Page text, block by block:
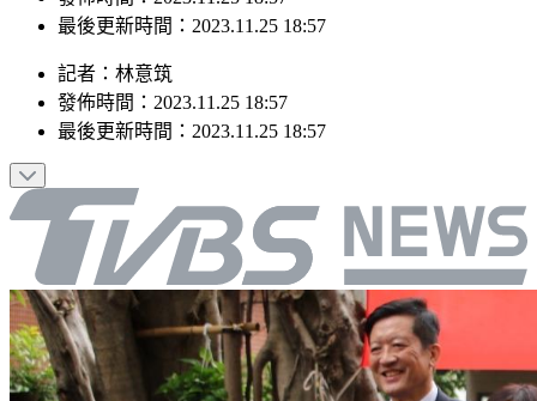
最後更新時間：2023.11.25 18:57
記者 ： 林意筑
發佈時間： 2023.11.25 18:57
最後更新時間： 2023.11.25 18:57